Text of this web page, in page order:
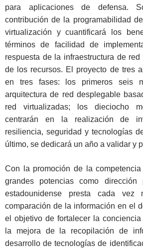
para aplicaciones de defensa.
contribución de la programabilidad
virtualización y cuantificará los
términos de facilidad de
respuesta de la infraestructura de
de los recursos. El proyecto de tres
en tres fases: los primeros seis
arquitectura de red desplegable
red virtualizadas; los dieciocho
centrarán en la realización de
resiliencia, seguridad y tecnologías
último, se dedicará un año a validar y
Con la promoción de la
grandes potencias como dirección
estadounidense presta cada
comparación de la información en el
el objetivo de fortalecer la
la mejora de la recopilación de
desarrollo de tecnologías de